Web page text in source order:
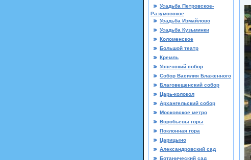
Усадьба Петровское-
Разумовское
Усадьба Измайловo
Усадьба Кузьминки
Коломенское
Большой театр
Кремль
Успенский собор
Собор Василия Блаженного
Благовещенский собор
Царь-колокол
Архангельский собор
Московское метро
Воробьевы горы
Поклонная гора
Царицыно
Александровский сад
Ботанический сад